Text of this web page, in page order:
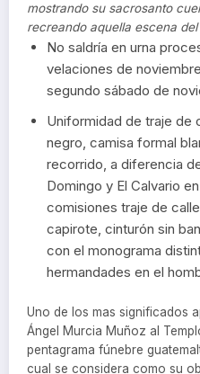
mostrando su sacrosanto
recreando aquella escena
No saldría en urna
velaciones de
segundo sábado de
Uniformidad de traje de
negro, camisa formal
recorrido, a diferencia
Domingo y El Calvario
comisiones traje de
capirote, cinturón sin
con el monograma
hermandades en el
Uno de los mas significados
Ángel Murcia Muñoz al
pentagrama fúnebre
cual se considera como su